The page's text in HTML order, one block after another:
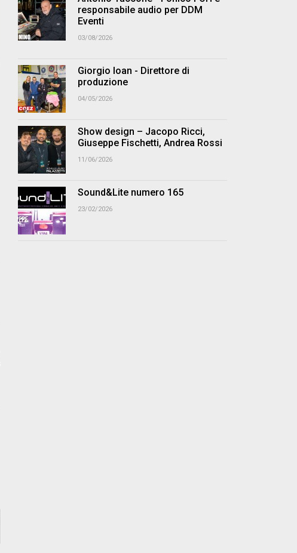
responsabile audio per DDM
Eventi
03/08/2026
Giorgio Ioan - Direttore di
produzione
04/05/2026
Show design – Jacopo Ricci,
Giuseppe Fischetti, Andrea Rossi
11/06/2026
Sound&Lite numero 165
23/02/2026